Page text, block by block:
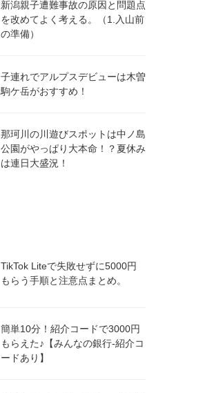
新潟親子遭難事故の原因と問題点
を改めてよく考える。（1.入山前
の準備）
子連れでアルプスデビューは木曽
駒ケ岳がおすすめ！
那珂川の川遊びスポットは中ノ島
公園がやっぱり大本命！？夏休み
は連日大盛況！
TikTok Liteで失敗せずに5000円
もらう手順と注意点まとめ。
簡単10分！紹介コードで3000円
もらえた♪【みんなの銀行-紹介コ
ードあり】